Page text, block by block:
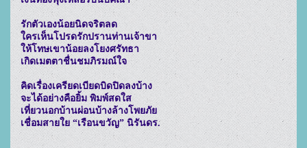
รักตัวเองน้อยนิดจริตลด
ใครเห็นโปรดรักปรานท่านเจ้าขา
ให้โทษเขาน้อยลงโยงศรัทธา
เกิดเมตตาชื่นชมภิรมณ์ใจ
คิดเรื่องเครียดเบียดบิดปิดลงบ้าง
จะได้อย่างคือยิ้ม พิมพ์สดใส
เที่ยวนอกบ้านผ่อนบ้างล้างโพยภัย
เชื่อมสายใย “เรือนขวัญ” นิรันดร.